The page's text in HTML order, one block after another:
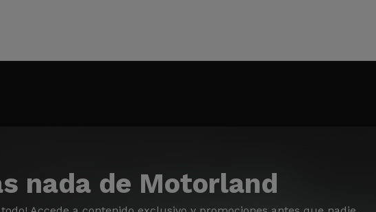
nada de Motorland